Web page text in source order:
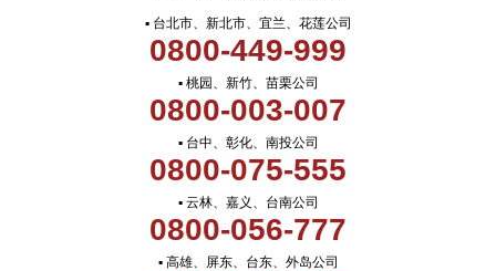
▪ 台北市、新北市、宜兰、花莲公司
0800-449-999
▪ 桃园、新竹、苗栗公司
0800-003-007
▪ 台中、彰化、南投公司
0800-075-555
▪ 云林、嘉义、台南公司
0800-056-777
▪ 高雄、屏东、台东、外岛公司